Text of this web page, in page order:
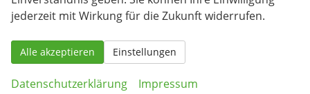
VZ Tribe Edition 2.0 TSI
Formentor VZ5
jederzeit mit Wirkung für die Zukunft widerrufen.
Alle akzeptieren Einstellungen
Datenschutzerklärung Impressum